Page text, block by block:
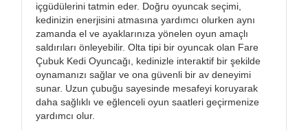
içgüdülerini tatmin eder. Doğru oyuncak seçimi,
kedinizin enerjisini atmasına yardımcı olurken aynı
zamanda el ve ayaklarınıza yönelen oyun amaçlı
saldırıları önleyebilir. Olta tipi bir oyuncak olan Fare
Çubuk Kedi Oyuncağı, kedinizle interaktif bir şekilde
oynamanızı sağlar ve ona güvenli bir av deneyimi
sunar. Uzun çubuğu sayesinde mesafeyi koruyarak
daha sağlıklı ve eğlenceli oyun saatleri geçirmenize
yardımcı olur.